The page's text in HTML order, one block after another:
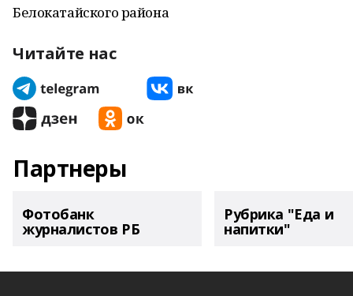
Белокатайского района
Читайте нас
Партнеры
Фотобанк
журналистов РБ
Рубрика "Еда и
напитки"